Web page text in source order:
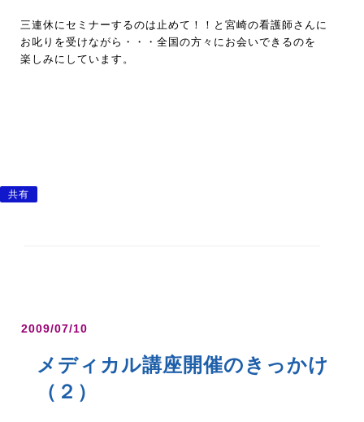
三連休にセミナーするのは止めて！！と宮崎の看護師さんに
お叱りを受けながら・・・全国の方々にお会いできるのを
楽しみにしています。
共有
2009/07/10
メディカル講座開催のきっかけ
（２）